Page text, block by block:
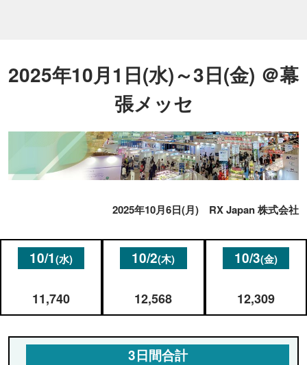
2025年10月1日(水)～3日(金) ＠幕
張メッセ
2025年10月6日(月) RX Japan 株式会社
10/1(水)
11,740
10/2(木)
12,568
10/3(金)
12,309
3日間合計